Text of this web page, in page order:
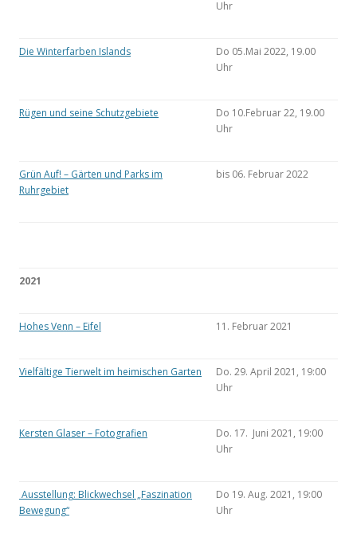
Uhr
Die Winterfarben Islands
Do 05.Mai 2022, 19.00
Uhr
Rügen und seine Schutzgebiete
Do 10.Februar 22, 19.00
Uhr
Grün Auf! – Gärten und Parks im
Ruhrgebiet
bis 06. Februar 2022
2021
Hohes Venn – Eifel 11. Februar 2021
Vielfältige Tierwelt im heimischen Garten
Do. 29. April 2021, 19:00
Uhr
Kersten Glaser – Fotografien
Do. 17. Juni 2021, 19:00
Uhr
Ausstellung: Blickwechsel „Faszination
Bewegung“
Do 19. Aug. 2021, 19:00
Uhr